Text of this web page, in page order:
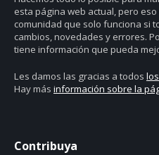
esta página web actual, pero
comunidad que solo funciona si
cambios, novedades y errores.
tiene información que pueda
Les damos las gracias a todos
Hay más información sobre la
Contribuya